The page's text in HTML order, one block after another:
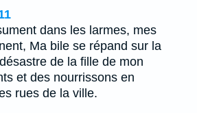
dans les larmes, mes
Ma bile se répand sur la
de la fille de mon
et des nourrissons en
rues de la ville.